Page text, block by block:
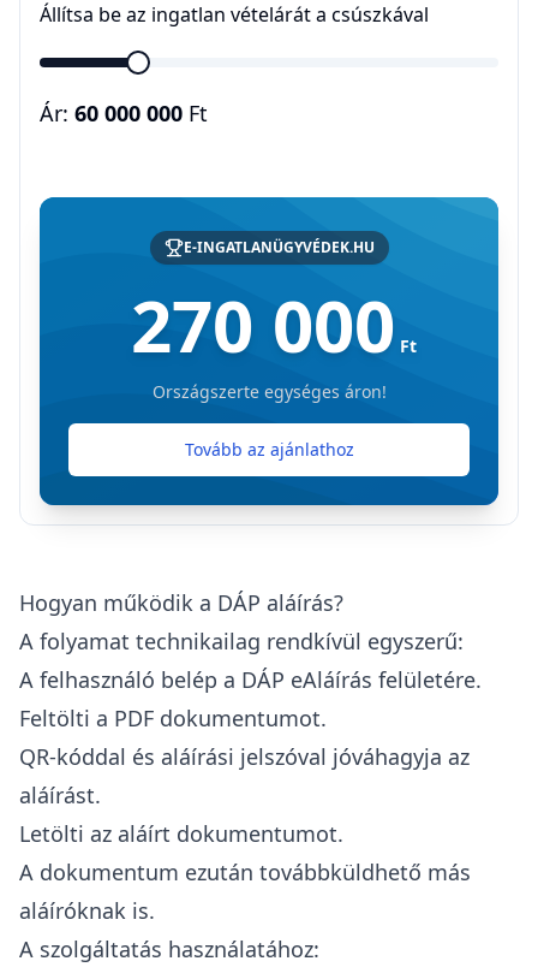
Állítsa be az ingatlan vételárát a csúszkával
Ár: 60 000 000 Ft
E-INGATLANÜGYVÉDEK.HU
270 000 Ft
Országszerte egységes áron!
Tovább az ajánlathoz
Hogyan működik a DÁP aláírás?
A folyamat technikailag rendkívül egyszerű:
A felhasználó belép a DÁP eAláírás felületére.
Feltölti a PDF dokumentumot.
QR-kóddal és aláírási jelszóval jóváhagyja az
aláírást.
Letölti az aláírt dokumentumot.
A dokumentum ezután továbbküldhető más
aláíróknak is.
A szolgáltatás használatához: